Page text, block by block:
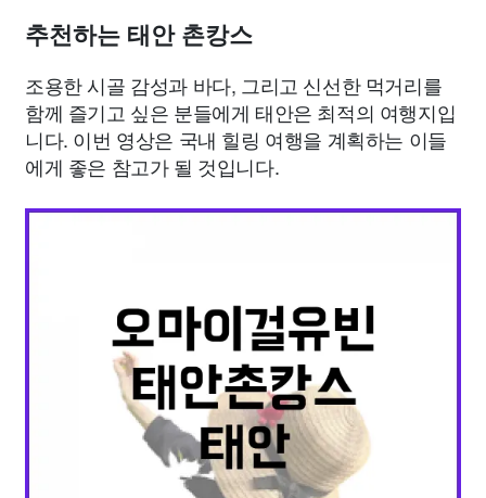
추천하는 태안 촌캉스
조용한 시골 감성과 바다, 그리고 신선한 먹거리를
함께 즐기고 싶은 분들에게 태안은 최적의 여행지입
니다. 이번 영상은 국내 힐링 여행을 계획하는 이들
에게 좋은 참고가 될 것입니다.